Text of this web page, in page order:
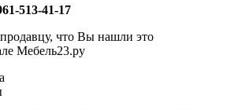
513-41-17
что Вы нашли это
Мебель23.ру